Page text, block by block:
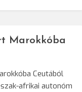
Marokkóba
Ceutából
afrikai autonóm